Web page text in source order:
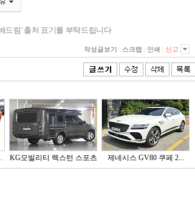
드림' 출처 표기를 부탁드립니다
작성글보기 스크랩 인쇄 신고
KG모빌리티 렉스턴 스포츠
제네시스 GV80 쿠페 2...